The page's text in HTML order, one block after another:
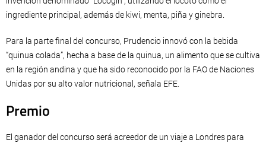
ingrediente principal, además de kiwi, menta, piña y ginebra.
Para la parte final del concurso, Prudencio innovó con la bebida
“quinua colada”, hecha a base de la quinua, un alimento que se cultiva
en la región andina y que ha sido reconocido por la FAO de Naciones
Unidas por su alto valor nutricional, señala EFE.
Premio
El ganador del concurso será acreedor de un viaje a Londres para